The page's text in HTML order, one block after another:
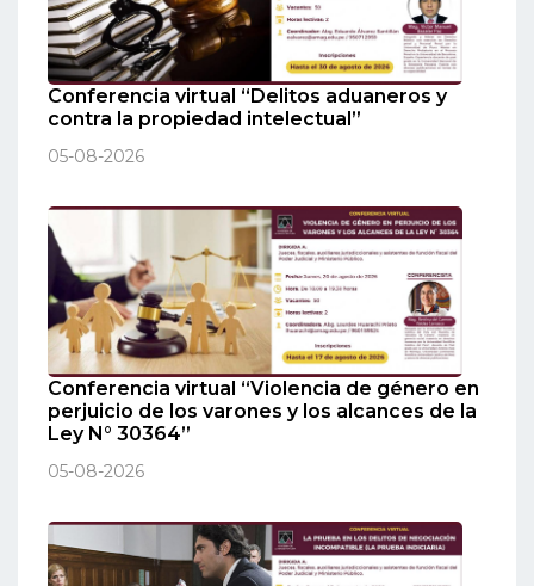
Conferencia virtual “Delitos aduaneros y
contra la propiedad intelectual”
05-08-2026
Conferencia virtual “Violencia de género en
perjuicio de los varones y los alcances de la
Ley N° 30364”
05-08-2026